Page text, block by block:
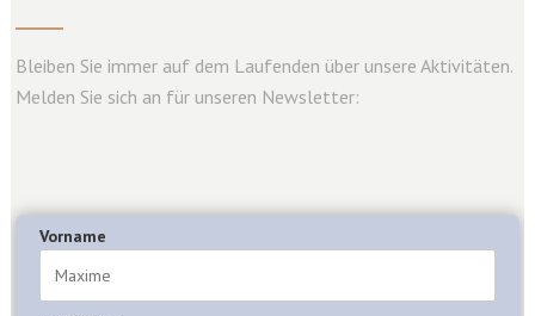
Bleiben Sie immer auf dem Laufenden über unsere Aktivitäten.
Melden Sie sich an für unseren Newsletter:
Vorname